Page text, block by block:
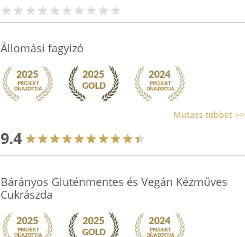
Állomási fagyizó
Mutass többet >>
9.4
Bárányos Gluténmentes és Vegán Kézműves
Cukrászda